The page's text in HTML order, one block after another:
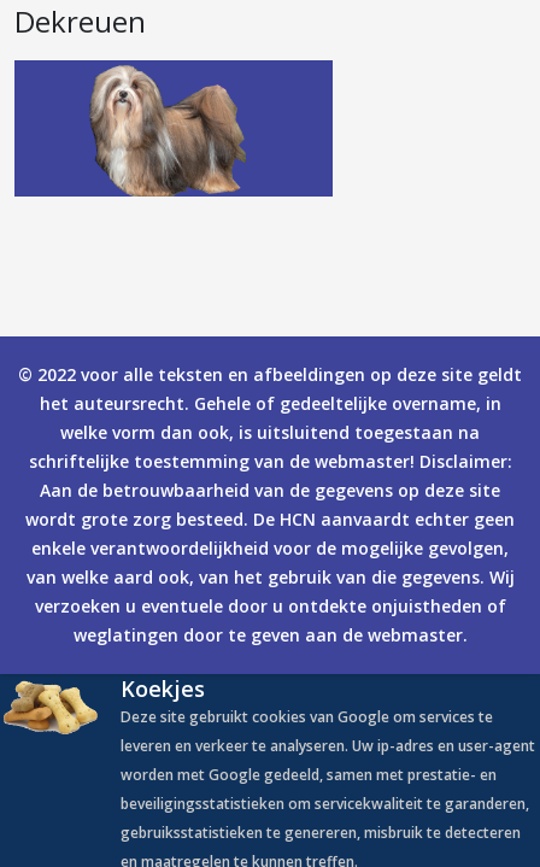
Dekreuen
© 2022 voor alle teksten en afbeeldingen op deze site geldt
het auteursrecht. Gehele of gedeeltelijke overname, in
welke vorm dan ook, is uitsluitend toegestaan na
schriftelijke toestemming van de webmaster! Disclaimer:
Aan de betrouwbaarheid van de gegevens op deze site
wordt grote zorg besteed. De HCN aanvaardt echter geen
enkele verantwoordelijkheid voor de mogelijke gevolgen,
van welke aard ook, van het gebruik van die gegevens. Wij
verzoeken u eventuele door u ontdekte onjuistheden of
weglatingen door te geven aan de webmaster.
Koekjes
Deze site gebruikt cookies van Google om services te
leveren en verkeer te analyseren. Uw ip-adres en user-agent
worden met Google gedeeld, samen met prestatie- en
beveiligingsstatistieken om servicekwaliteit te garanderen,
gebruiksstatistieken te genereren, misbruik te detecteren
en maatregelen te kunnen treffen.